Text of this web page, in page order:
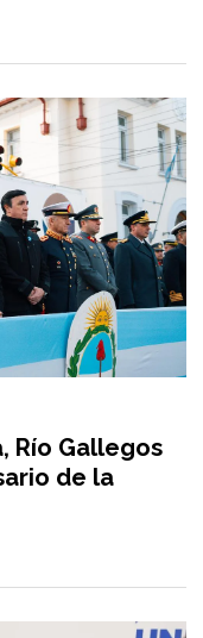
Río Gallegos
de la